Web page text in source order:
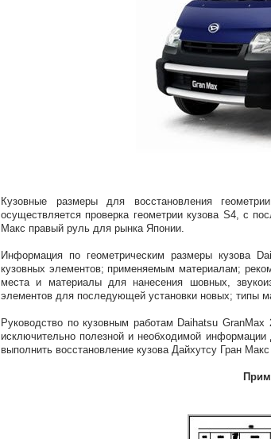
Кузовные размеры для восстановления
осуществляется проверка геометрии кузова S4, с
Макс правый руль для рынка Японии.
Информация по геометрическим размеры кузова
кузовных элементов; применяемым материалам;
места и материалы для нанесения шовных,
элементов для последующей установки новых; типы
Руководство по кузовным работам Daihatsu
исключительно полезной и необходимой
выполнить восстановление кузова Дайхутсу Гран